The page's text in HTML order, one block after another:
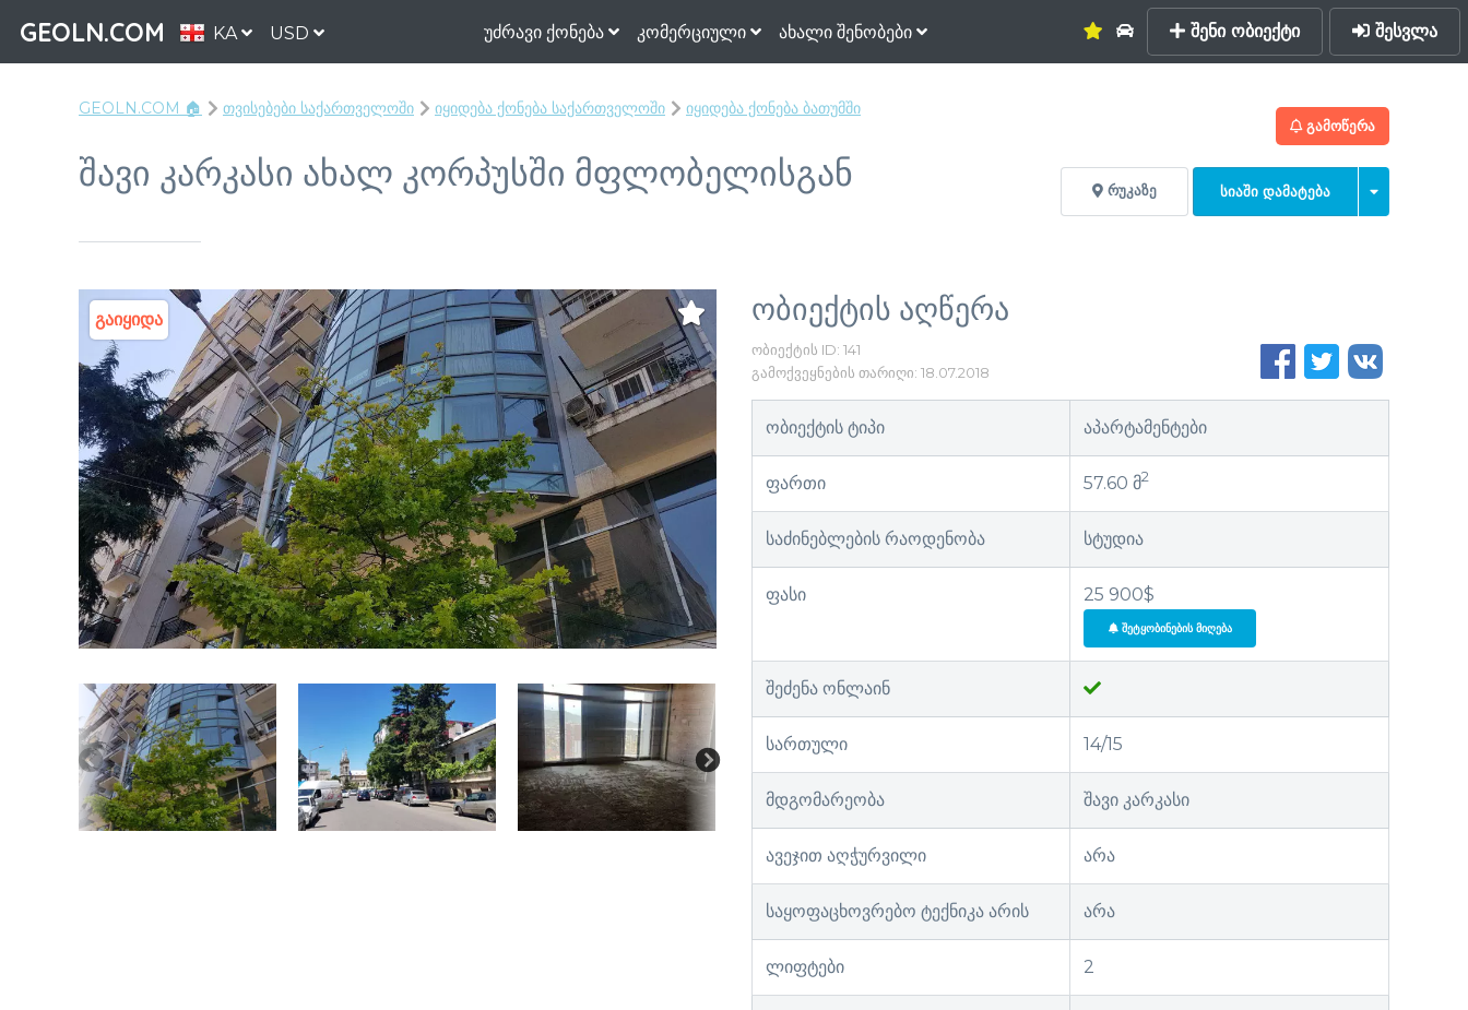
GEOLN.COM KA USD უძრავი ქონება კომერციული ახალი შენობები შენი ობიექტი შესვლა
GEOLN.COM 🏠 თვისებები საქართველოში იყიდება ქონება საქართველოში იყიდება ქონება ბათუმში
ᲒᲐᲛᲝᲬᲔᲠᲐ
ᲠᲣᲙᲐᲖᲔ ᲡᲘᲐᲨᲘ ᲓᲐᲛᲐᲢᲔᲑᲐ
შავი კარკასი ახალ კორპუსში მფლობელისგან
გაიყიდა ობიექტის აღწერა
ობიექტის ID: 141
გამოქვეყნების თარიღი: 18.07.2018
ობიექტის ტიპი აპარტამენტები
ფართი 57.60 მ2
საძინებლების რაოდენობა სტუდია
ფასი 25 900$
ᲨᲔᲢᲧᲝᲑᲘᲜᲔᲑᲘᲡ ᲛᲘᲦᲔᲑᲐ
შეძენა ონლაინ
სართული 14/15
მდგომარეობა შავი კარკასი
ავეჯით აღჭურვილი არა
საყოფაცხოვრებო ტექნიკა არის არა
ლიფტები 2